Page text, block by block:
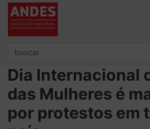
Dia Internacional
das Mulheres é
por protestos em